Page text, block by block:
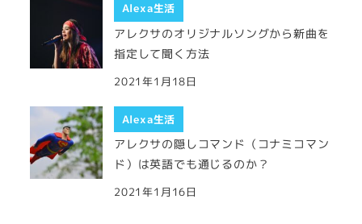
Alexa生活
アレクサのオリジナルソングから新曲を
指定して聞く方法
2021年1月18日
Alexa生活
アレクサの隠しコマンド（コナミコマン
ド）は英語でも通じるのか？
2021年1月16日